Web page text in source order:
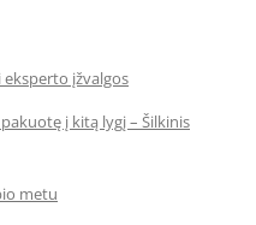
eksperto įžvalgos
į kitą lygį – Šilkinis
metu